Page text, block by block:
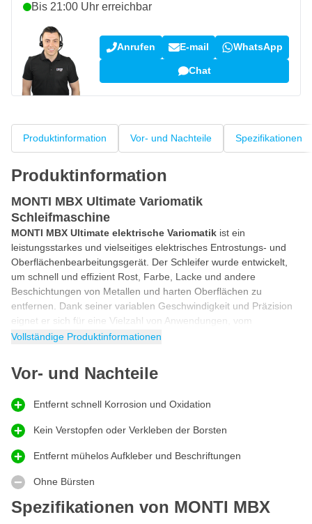
Bis 21:00 Uhr erreichbar
Anrufen E-mail WhatsApp
Chat
Produktinformation Vor- und Nachteile Spezifikationen
Produktinformation
MONTI MBX Ultimate Variomatik
Schleifmaschine
MONTI MBX Ultimate elektrische Variomatik ist ein
leistungsstarkes und vielseitiges elektrisches Entrostungs- und
Oberflächenbearbeitungsgerät. Der Schleifer wurde entwickelt,
um schnell und effizient Rost, Farbe, Lacke und andere
Beschichtungen von Metallen und harten Oberflächen zu
entfernen. Dank seiner variablen Geschwindigkeit und Präzision
eignet er sich für eine Vielzahl von Anwendungen, vom
professionellen industriellen Einsatz bis hin zu Detailarbeiten. Das
einen längeren Zeitraum bequem und einfach.
Montipower MBX ist ein vielseitiges Werkzeug, das Rost,
Unterbodenschutz, Dichtstoffe und Vinyl in einem Schritt entfernt.
Die flexiblen Drahtbürsten rotieren in einem patentierten
Gehäuse, bewegen sich mit Zentrifugalkraft nach außen und
arbeiten auf einem Luftkissen. Die speziell entwickelten Borsten
sind U-förmige Klammern, die sicher an einem strapazierfähigen
Nylongurt befestigt sind und einen sicheren und langlebigen
Vollständige Produktinformationen
Vor- und Nachteile
Entfernt schnell Korrosion und Oxidation
Kein Verstopfen oder Verkleben der Borsten
Entfernt mühelos Aufkleber und Beschriftungen
Ohne Bürsten
Spezifikationen von MONTI MBX